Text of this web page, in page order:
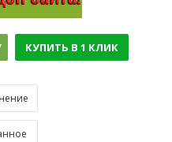
КУПИТЬ В 1 КЛИК